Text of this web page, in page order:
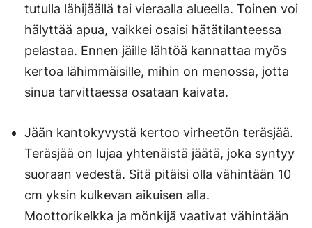
tutulla lähijäällä tai vieraalla alueella. Toinen voi
hälyttää apua, vaikkei osaisi hätätilanteessa
pelastaa. Ennen jäille lähtöä kannattaa myös
kertoa lähimmäisille, mihin on menossa, jotta
sinua tarvittaessa osataan kaivata.
Jään kantokyvystä kertoo virheetön teräsjää.
Teräsjää on lujaa yhtenäistä jäätä, joka syntyy
suoraan vedestä. Sitä pitäisi olla vähintään 10
cm yksin kulkevan aikuisen alla.
Moottorikelkka ja mönkijä vaativat vähintään